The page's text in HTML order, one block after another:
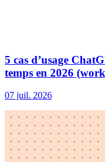
5 cas d’usage
temps en 2026
07 juil. 2026